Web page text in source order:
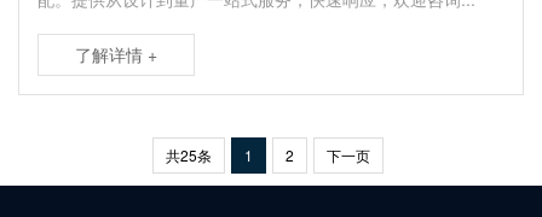
了解详情 +
共25条 1 2 下一页